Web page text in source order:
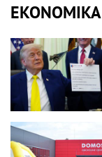
EKONOMIKA